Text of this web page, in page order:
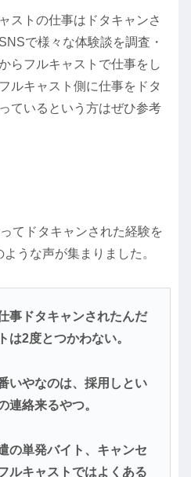
ストの仕事はドタキャンさ
で様々な体験談を調査・
らフルキャストで仕事をし
ルキャスト側に仕事をドタ
ているという方はぜひ参考
てドタキャンされた経験を
うな声が集まりました。
事ドタキャンされたんだ
2度とつかわない。
いやなのは、採用しとい
連絡来るやつ。
の単発バイト、キャンセ
ルキャストではよくある